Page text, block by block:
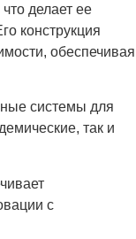
делает ее
конструкция
обеспечивая
системы для
так и
с